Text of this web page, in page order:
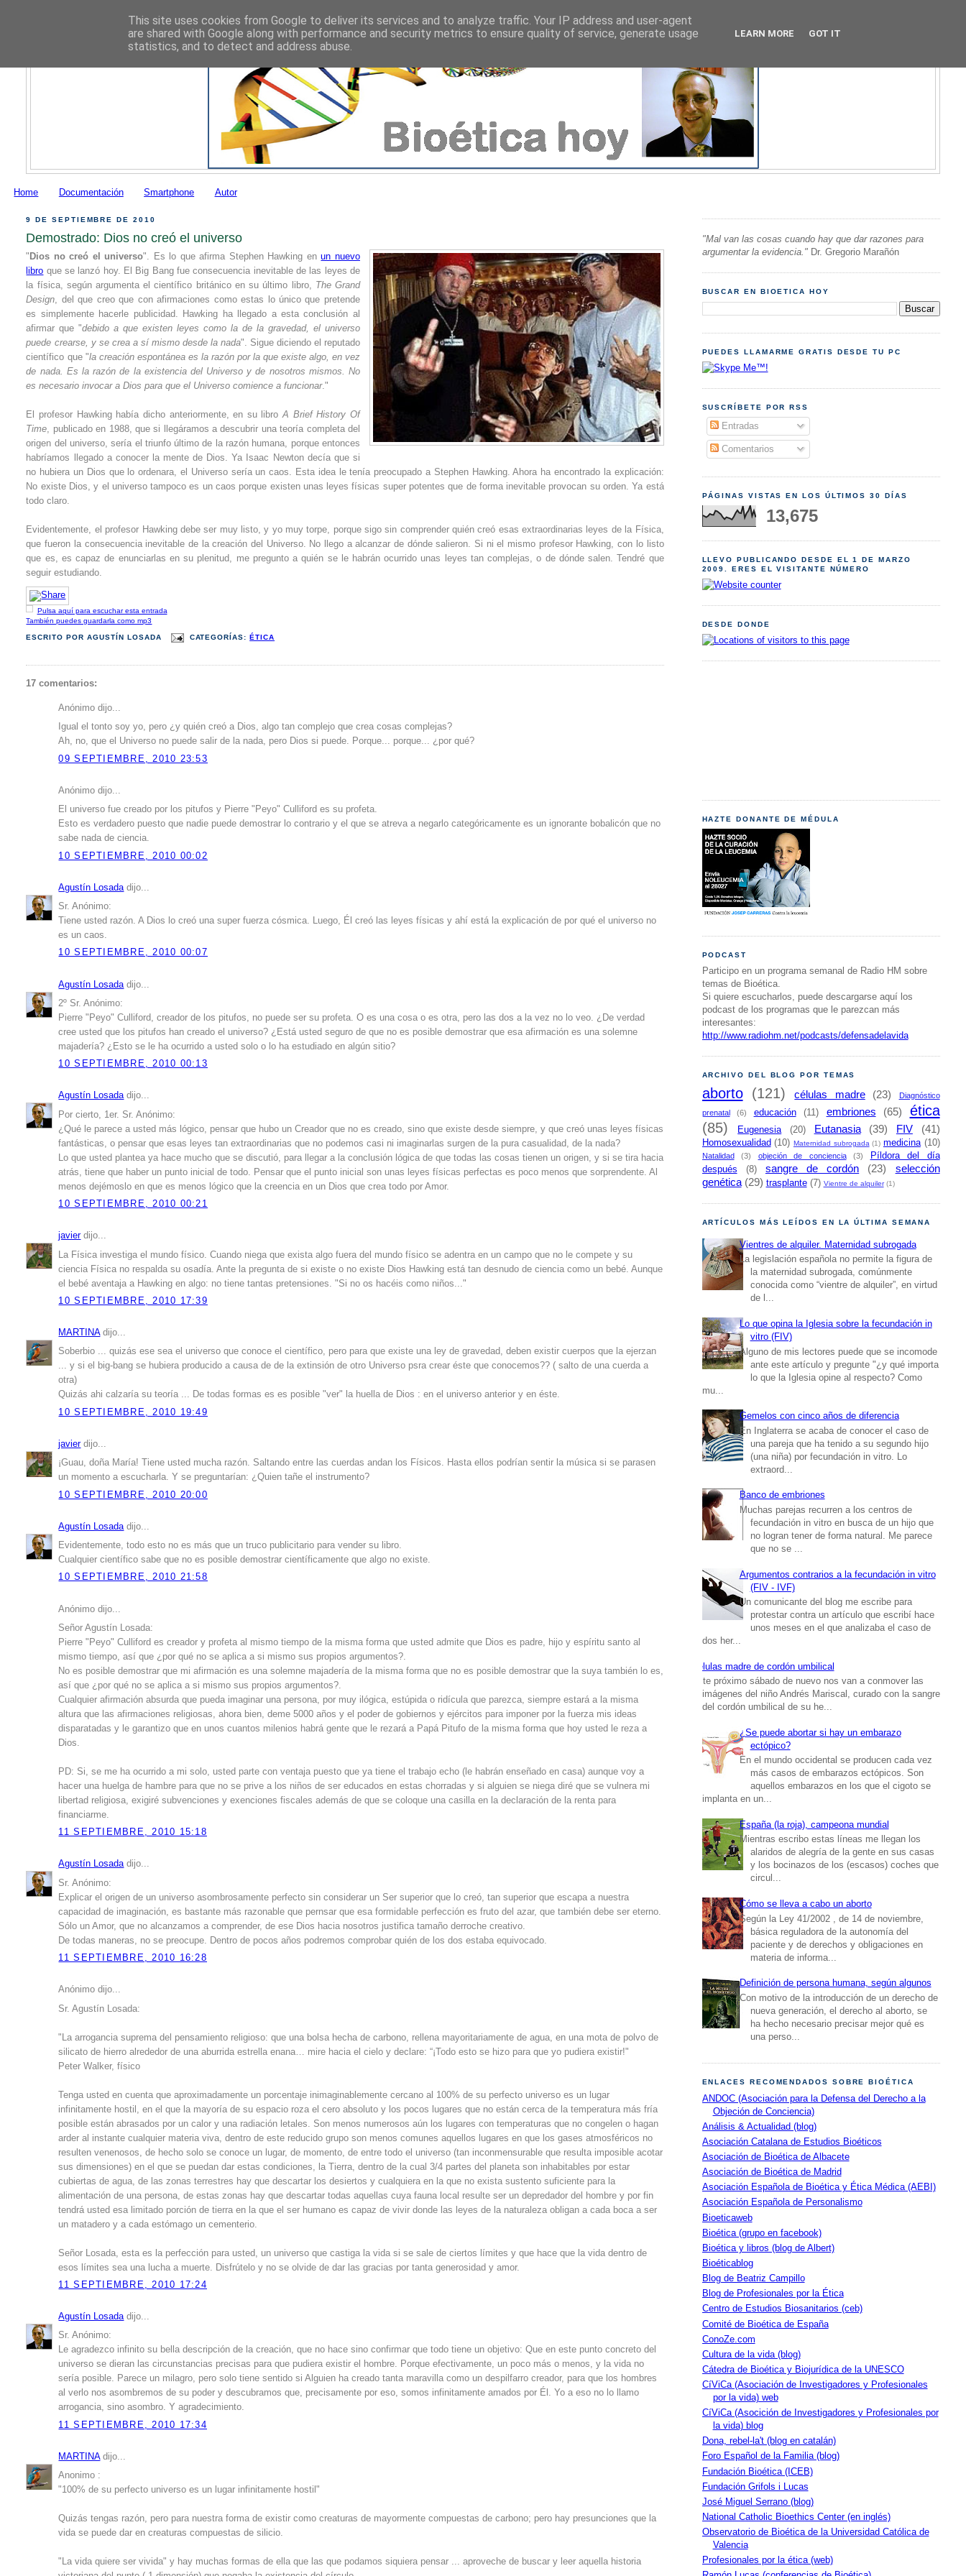
Home Documentación Smartphone Autor
9 DE SEPTIEMBRE DE 2010
Demostrado: Dios no creó el universo
" Dios no creó el universo". Es lo que afirma Stephen Hawking enun nuevo
libro que se lanzó hoy. El Big Bang fue consecuencia inevitable de las leyes de
la física, según argumenta el científico británico en su último libro, The Grand
Design , del que creo que con afirmaciones como estas lo único que pretende
es simplemente hacerle publicidad. Hawking ha llegado a esta conclusión al
afirmar que "debido a que existen leyes como la de la gravedad, el universo
puede crearse, y se crea a sí mismo desde la nada". Sigue diciendo el reputado
científico que "la creación espontánea es la razón por la que existe algo, en vez
de nada. Es la razón de la existencia del Universo y de nosotros mismos. No
es necesario invocar a Dios para que el Universo comience a funcionar."
El profesor Hawking había dicho anteriormente, en su libroA Brief History Of
Time , publicado en 1988, que si llegáramos a descubrir una teoría completa del
origen del universo, sería el triunfo último de la razón humana, porque entonces
habríamos llegado a conocer la mente de Dios. Ya Isaac Newton decía que si
no hubiera un Dios que lo ordenara, el Universo sería un caos. Esta idea le tenía preocupado a Stephen Hawking. Ahora ha encontrado la explicación:
No existe Dios, y el universo tampoco es un caos porque existen unas leyes físicas super potentes que de forma inevitable provocan su orden. Ya está
todo claro.
Evidentemente, el profesor Hawking debe ser muy listo, y yo muy torpe, porque sigo sin comprender quién creó esas extraordinarias leyes de la Física,
que fueron la consecuencia inevitable de la creación del Universo. No llego a alcanzar de dónde salieron. Si ni el mismo profesor Hawking, con lo listo
que es, es capaz de enunciarlas en su plenitud, me pregunto a quién se le habrán ocurrido unas leyes tan complejas, o de dónde salen. Tendré que
seguir estudiando.
Pulsa aquí para escuchar esta entrada
También puedes guardarla como mp3
ESCRITO PORAGUSTÍN LOSADA CATEGORÍAS: ÉTICA
17 comentarios:
Anónimo dijo...
Igual el tonto soy yo, pero ¿y quién creó a Dios, algo tan complejo que crea cosas complejas?
Ah, no, que el Universo no puede salir de la nada, pero Dios si puede. Porque... porque... ¿por qué?
09 SEPTIEMBRE, 2010 23:53
Anónimo dijo...
El universo fue creado por los pitufos y Pierre "Peyo" Culliford es su profeta.
Esto es verdadero puesto que nadie puede demostrar lo contrario y el que se atreva a negarlo categóricamente es un ignorante bobalicón que no
sabe nada de ciencia.
10 SEPTIEMBRE, 2010 00:02
Agustín Losadadijo...
Sr. Anónimo:
Tiene usted razón. A Dios lo creó una super fuerza cósmica. Luego, Él creó las leyes físicas y ahí está la explicación de por qué el universo no
es un caos.
10 SEPTIEMBRE, 2010 00:07
Agustín Losada dijo...
2º Sr. Anónimo:
Pierre "Peyo" Culliford, creador de los pitufos, no puede ser su profeta. O es una cosa o es otra, pero las dos a la vez no lo veo. ¿De verdad
cree usted que los pitufos han creado el universo? ¿Está usted seguro de que no es posible demostrar que esa afirmación es una solemne
majadería? ¿Esto se le ha ocurrido a usted solo o lo ha estudiado en algún sitio?
10 SEPTIEMBRE, 2010 00:13
Agustín Losadadijo...
Por cierto, 1er. Sr. Anónimo:
¿Qué le parece a usted más lógico, pensar que hubo un Creador que no es creado, sino que existe desde siempre, y que creó unas leyes físicas
fantásticas, o pensar que esas leyes tan extraordinarias que no podemos casi ni imaginarlas surgen de la pura casualidad, de la nada?
Lo que usted plantea ya hace mucho que se discutió, para llegar a la conclusión lógica de que todas las cosas tienen un origen, y si se tira hacia
atrás, tiene que haber un punto inicial de todo. Pensar que el punto inicial son unas leyes físicas perfectas es poco menos que sorprendente. Al
menos dejémoslo en que es menos lógico que la creencia en un Dios que crea todo por Amor.
10 SEPTIEMBRE, 2010 00:21
javierdijo...
La Física investiga el mundo físico. Cuando niega que exista algo fuera del mundo físico se adentra en un campo que no le compete y su
ciencia Física no respalda su osadía. Ante la pregunta de si existe o no existe Dios Hawking está tan desnudo de ciencia como un bebé. Aunque
el bebé aventaja a Hawking en algo: no tiene tantas pretensiones. "Si no os hacéis como niños..."
10 SEPTIEMBRE, 2010 17:39
MARTINAdijo...
Soberbio ... quizás ese sea el universo que conoce el científico, pero para que existe una ley de gravedad, deben existir cuerpos que la ejerzan
... y si el big-bang se hubiera producido a causa de de la extinsión de otro Universo psra crear éste que conocemos?? ( salto de una cuerda a
otra)
Quizás ahi calzaría su teoría ... De todas formas es es posible "ver" la huella de Dios : en el universo anterior y en éste.
10 SEPTIEMBRE, 2010 19:49
javierdijo...
¡Guau, doña María! Tiene usted mucha razón. Saltando entre las cuerdas andan los Físicos. Hasta ellos podrían sentir la música si se parasen
un momento a escucharla. Y se preguntarían: ¿Quien tañe el instrumento?
10 SEPTIEMBRE, 2010 20:00
Agustín Losada dijo...
Evidentemente, todo esto no es más que un truco publicitario para vender su libro.
Cualquier científico sabe que no es posible demostrar científicamente que algo no existe.
10 SEPTIEMBRE, 2010 21:58
Anónimo dijo...
Señor Agustín Losada:
Pierre "Peyo" Culliford es creador y profeta al mismo tiempo de la misma forma que usted admite que Dios es padre, hijo y espíritu santo al
mismo tiempo, así que ¿por qué no se aplica a si mismo sus propios argumentos?.
No es posible demostrar que mi afirmación es una solemne majadería de la misma forma que no es posible demostrar que la suya también lo es,
así que ¿por qué no se aplica a si mismo sus propios argumentos?.
Cualquier afirmación absurda que pueda imaginar una persona, por muy ilógica, estúpida o ridícula que parezca, siempre estará a la misma
altura que las afirmaciones religiosas, ahora bien, deme 5000 años y el poder de gobiernos y ejércitos para imponer por la fuerza mis ideas
disparatadas y le garantizo que en unos cuantos milenios habrá gente que le rezará a Papá Pitufo de la misma forma que hoy usted le reza a
Dios.
PD: Si, se me ha ocurrido a mi solo, usted parte con ventaja puesto que ya tiene el trabajo echo (le habrán enseñado en casa) aunque voy a
hacer una huelga de hambre para que no se prive a los niños de ser educados en estas chorradas y si alguien se niega diré que se vulnera mi
libertad religiosa, exigiré subvenciones y exenciones fiscales además de que se coloque una casilla en la declaración de la renta para
financiarme.
11 SEPTIEMBRE, 2010 15:18
Agustín Losadadijo...
Sr. Anónimo:
Explicar el origen de un universo asombrosamente perfecto sin considerar un Ser superior que lo creó, tan superior que escapa a nuestra
capacidad de imaginación, es bastante más razonable que pernsar que esa formidable perfección es fruto del azar, que también debe ser eterno.
Sólo un Amor, que no alcanzamos a comprender, de ese Dios hacia nosotros justifica tamaño derroche creativo.
De todas maneras, no se preocupe. Dentro de pocos años podremos comprobar quién de los dos estaba equivocado.
11 SEPTIEMBRE, 2010 16:28
Anónimo dijo...
Sr. Agustín Losada:
"La arrogancia suprema del pensamiento religioso: que una bolsa hecha de carbono, rellena mayoritariamente de agua, en una mota de polvo de
silicato de hierro alrededor de una aburrida estrella enana… mire hacia el cielo y declare: “¡Todo esto se hizo para que yo pudiera existir!"
Peter Walker, físico
Tenga usted en cuenta que aproximadamente un porcentaje inimaginablemente cercano al 100% de su perfecto universo es un lugar
infinitamente hostil, en el que la mayoría de su espacio roza el cero absoluto y los pocos lugares que no están cerca de la temperatura más fría
posible están abrasados por un calor y una radiación letales. Son menos numerosos aún los lugares con temperaturas que no congelen o hagan
arder al instante cualquier materia viva, dentro de este reducido grupo son menos comunes aquellos lugares en que los gases atmosféricos no
resulten venenosos, de hecho solo se conoce un lugar, de momento, de entre todo el universo (tan inconmensurable que resulta imposible acotar
sus dimensiones) en el que se puedan dar estas condiciones, la Tierra, dentro de la cual 3/4 partes del planeta son inhabitables por estar
cubiertas de agua, de las zonas terrestres hay que descartar los desiertos y cualquiera en la que no exista sustento suficiente para la
alimentación de una persona, de estas zonas hay que descartar todas aquellas cuya fauna local resulte ser un depredador del hombre y por fin
tendrá usted esa limitado porción de tierra en la que el ser humano es capaz de vivir donde las leyes de la naturaleza obligan a cada boca a ser
un matadero y a cada estómago un cementerio.
Señor Losada, esta es la perfección para usted, un universo que castiga la vida si se sale de ciertos límites y que hace que la vida dentro de
esos límites sea una lucha a muerte. Disfrútelo y no se olvide de dar las gracias por tanta generosidad y amor.
11 SEPTIEMBRE, 2010 17:24
Agustín Losadadijo...
Sr. Anónimo:
Le agradezco infinito su bella descripción de la creación, que no hace sino confirmar que todo tiene un objetivo: Que en este punto concreto del
universo se dieran las circunstancias precisas para que pudiera existir el hombre. Porque efectivamente, un poco más o menos, y la vida no
sería posible. Parece un milagro, pero solo tiene sentido si Alguien ha creado tanta maravilla como un despilfarro creador, para que los hombres
al verlo nos asombremos de su poder y descubramos que, precisamente por eso, somos infinitamente amados por Él. Yo a eso no lo llamo
arrogancia, sino asombro. Y agradecimiento.
11 SEPTIEMBRE, 2010 17:34
MARTINAdijo...
Anonimo :
"100% de su perfecto universo es un lugar infinitamente hostil"
Quizás tengas razón, pero para nuestra forma de existir como creaturas de mayormente compuestas de carbono; pero hay presunciones que la
vida se puede dar en creaturas compuestas de silicio.
"La vida quiere ser vivida" y hay muchas formas de ella que las que podamos siquiera pensar ... aproveche de buscar y leer aquella historia
"Mal van las cosas cuando hay que dar razones para
argumentar la evidencia." Dr. Gregorio Marañón
BUSCAR EN BIOETICA HOY
PUEDES LLAMARME GRATIS DESDE TU PC
SUSCRÍBETE POR RSS
Entradas
Comentarios
PÁGINAS VISTAS EN LOS ÚLTIMOS 30 DÍAS
13,675
LLEVO PUBLICANDO DESDE EL 1 DE MARZO
2009. ERES EL VISITANTE NÚMERO
DESDE DONDE
HAZTE DONANTE DE MÉDULA
PODCAST
Participo en un programa semanal de Radio HM sobre
temas de Bioética.
Si quiere escucharlos, puede descargarse aquí los
podcast de los programas que le parezcan más
interesantes:
http://www.radiohm.net/podcasts/defensadelavida
ARCHIVO DEL BLOG POR TEMAS
aborto (121) células madre (23)
Diagnóstico
prenatal
(6) educación (11) embriones (65)
ética
(85)
Eugenesia (20) Eutanasia (39) FIV (41)
Homosexualidad (10) Maternidad subrogada (1) medicina (10)
Natalidad (3) objeción de conciencia (3)
Píldora del día
después
(8) sangre de cordón (23)
selección
genética (29) trasplante (7) Vientre de alquiler (1)
ARTÍCULOS MÁS LEÍDOS EN LA ÚLTIMA SEMANA
Vientres de alquiler. Maternidad subrogada
La legislación española no permite la figura de
la maternidad subrogada, comúnmente
conocida como “vientre de alquiler”, en virtud
de l...
Lo que opina la Iglesia sobre la fecundación in
vitro (FIV)
Alguno de mis lectores puede que se incomode
ante este artículo y pregunte "¿y qué importa
lo que la Iglesia opine al respecto? Como
mu...
Gemelos con cinco años de diferencia
En Inglaterra se acaba de conocer el caso de
una pareja que ha tenido a su segundo hijo
(una niña) por fecundación in vitro. Lo
extraord...
Banco de embriones
Muchas parejas recurren a los centros de
fecundación in vitro en busca de un hijo que
no logran tener de forma natural. Me parece
que no se ...
Argumentos contrarios a la fecundación in vitro
(FIV - IVF)
Un comunicante del blog me escribe para
protestar contra un artículo que escribí hace
unos meses en el que analizaba el caso de
dos her...
Células madre de cordón umbilical
Este próximo sábado de nuevo nos van a conmover las
imágenes del niño Andrés Mariscal, curado con la sangre
del cordón umbilical de su he...
¿Se puede abortar si hay un embarazo
ectópico?
En el mundo occidental se producen cada vez
más casos de embarazos ectópicos. Son
aquellos embarazos en los que el cigoto se
implanta en un...
España (la roja), campeona mundial
Mientras escribo estas líneas me llegan los
alaridos de alegría de la gente en sus casas
y los bocinazos de los (escasos) coches que
circul...
Cómo se lleva a cabo un aborto
Según la Ley 41/2002 , de 14 de noviembre,
básica reguladora de la autonomía del
paciente y de derechos y obligaciones en
materia de informa...
Definición de persona humana, según algunos
Con motivo de la introducción de un derecho de
nueva generación, el derecho al aborto, se
ha hecho necesario precisar mejor qué es
una perso...
ENLACES RECOMENDADOS SOBRE BIOÉTICA
ANDOC (Asociación para la Defensa del Derecho a la
Objeción de Conciencia)
Análisis & Actualidad (blog)
Asociación Catalana de Estudios Bioéticos
Asociación de Bioética de Albacete
Asociación de Bioética de Madrid
Asociación Española de Bioética y Ética Médica (AEBI)
Asociación Española de Personalismo
Bioeticaweb
Bioética (grupo en facebook)
Bioética y libros (blog de Albert)
Bioéticablog
Blog de Beatriz Campillo
Blog de Profesionales por la Ética
Centro de Estudios Biosanitarios (ceb)
Comité de Bioética de España
ConoZe.com
Cultura de la vida (blog)
Cátedra de Bioética y Biojurídica de la UNESCO
CíViCa (Asociación de Investigadores y Profesionales
por la vida) web
CíViCa (Asocición de Investigadores y Profesionales por
la vida) blog
Dona, rebel-la't (blog en catalán)
Foro Español de la Familia (blog)
Fundación Bioética (ICEB)
Fundación Grifols i Lucas
José Miguel Serrano (blog)
National Catholic Bioethics Center (en inglés)
Observatorio de Bioética de la Universidad Católica de
Valencia
Profesionales por la ética (web)
This site uses cookies from Google to deliver its services and to analyze traffic. Your IP address and user-agent
are shared with Google along with performance and security metrics to ensure quality of service, generate usage
statistics, and to detect and address abuse.
LEARN MORE GOT IT